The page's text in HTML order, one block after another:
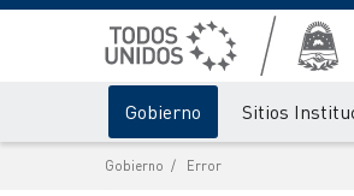
Gobierno Sitios
Gobierno Error